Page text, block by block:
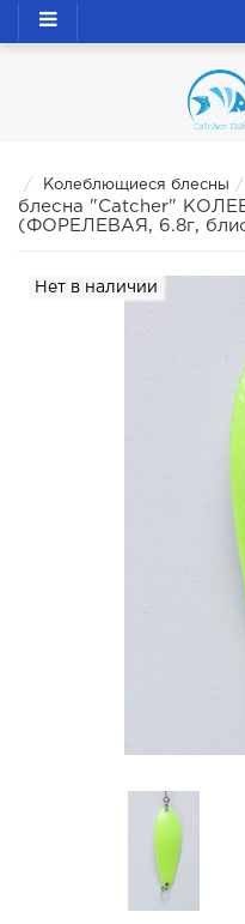
Колеблющиеся блесны
блесна "Catcher"
(ФОРЕЛЕВАЯ, 6.8г,
Нет в наличии